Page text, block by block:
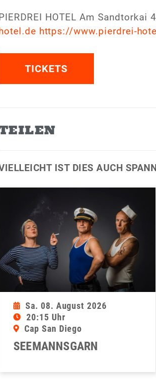
HOTEL Am
https://www.pierdrei-
TICKETS
IST DIES AUCH
Sa. 08. August 2026
20:15 Uhr
Cap San Diego
SEEMANNSGARN